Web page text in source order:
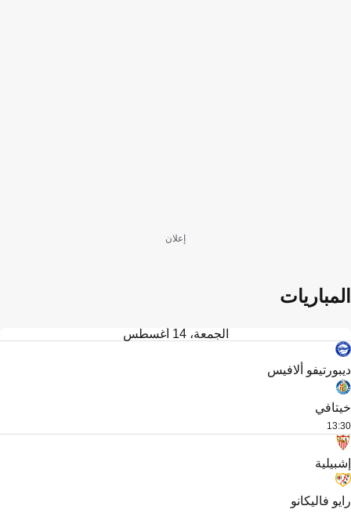
إعلان
المباريات
الجمعة، 14 أغسطس
ديبورتيفو ألافيس
خيتافي
13:30
إشبيلية
رايو فاليكانو